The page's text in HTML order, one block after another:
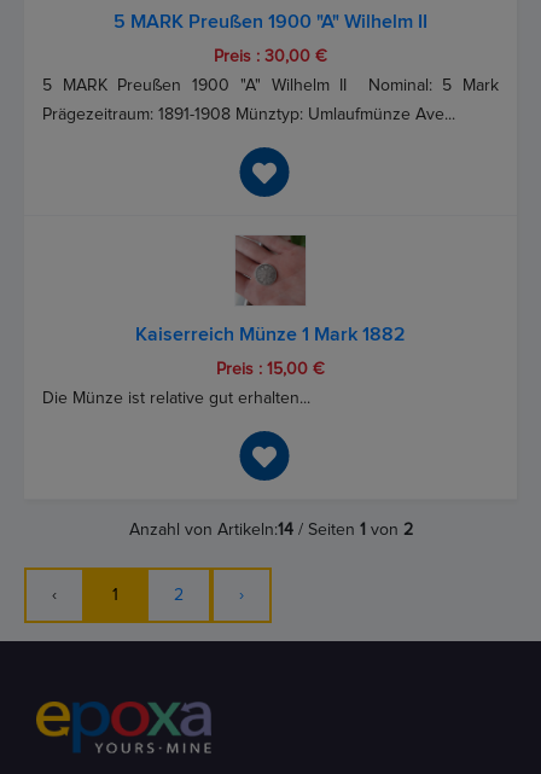
5 MARK Preußen 1900 "A" Wilhelm II
Preis : 30,00 €
5 MARK Preußen 1900 "A" Wilhelm II Nominal: 5 Mark
Prägezeitraum: 1891-1908 Münztyp: Umlaufmünze Ave...
Kaiserreich Münze 1 Mark 1882
Preis : 15,00 €
Die Münze ist relative gut erhalten...
Anzahl von Artikeln:14/ Seiten 1 von 2
‹ 1 2 ›